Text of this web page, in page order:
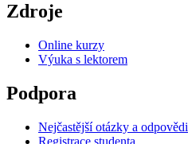
Zdroje
Online kurzy
Výuka s lektorem
Podpora
Nejčastější otázky a odpovědi